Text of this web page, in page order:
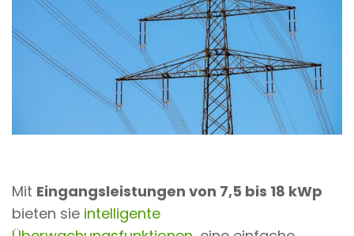
Mit Eingangsleistungen von 7,5 bis 18 kWp
bieten sie intelligente